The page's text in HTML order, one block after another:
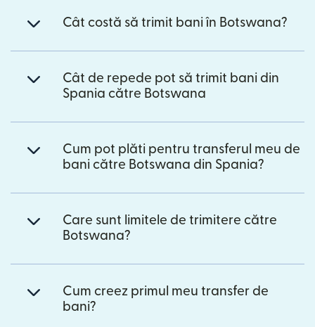
Cât costă să trimit bani în Botswana?
Cât de repede pot să trimit bani din
Spania către Botswana
Cum pot plăti pentru transferul meu de
bani către Botswana din Spania?
Care sunt limitele de trimitere către
Botswana?
Cum creez primul meu transfer de
bani?